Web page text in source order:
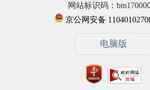
索尔维（镇
江）化学品有 新简登T-
181483
赢创特种化学 新简登T-
网站标识码：
京公网安备
电脑版